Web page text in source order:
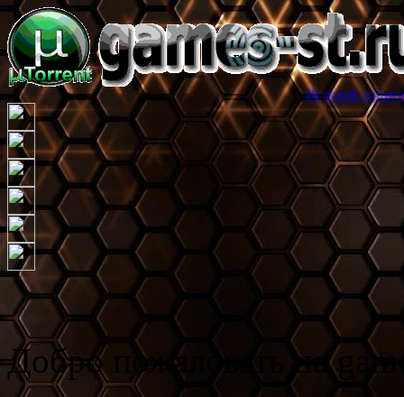
Игровой торрент трекер
Добро пожаловать на